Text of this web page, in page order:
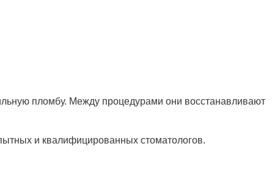
пломбу. Между процедурами они восстанавливают
и квалифицированных стоматологов.